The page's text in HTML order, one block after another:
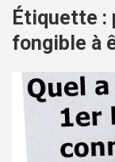
Étiquette :
fongible à